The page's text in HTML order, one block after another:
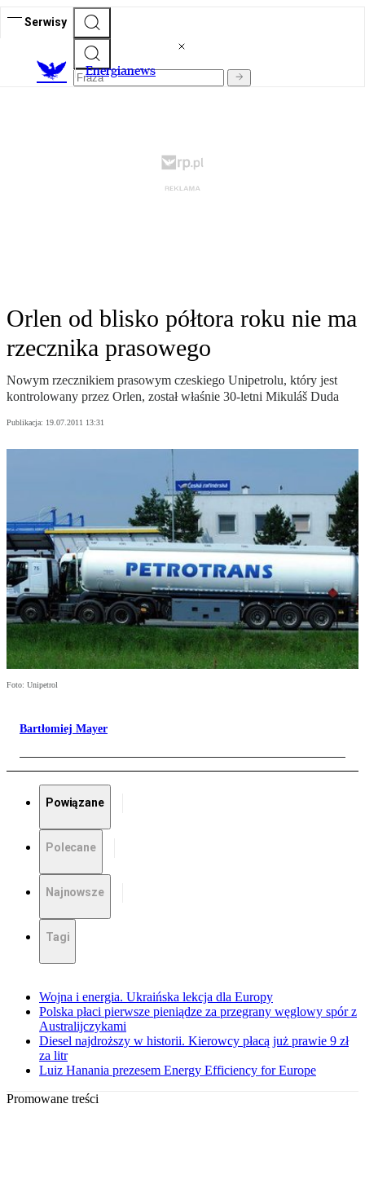
Serwisy
Energianews
Orlen od blisko półtora roku nie ma
rzecznika prasowego
Nowym rzecznikiem prasowym czeskiego Unipetrolu, który jest
kontrolowany przez Orlen, został właśnie 30-letni Mikuláš Duda
Publikacja: 19.07.2011 13:31
Foto: Unipetrol
Bartłomiej Mayer
Powiązane
Polecane
Najnowsze
Tagi
Wojna i energia. Ukraińska lekcja dla Europy
Polska płaci pierwsze pieniądze za przegrany węglowy spór z
Australijczykami
Diesel najdroższy w historii. Kierowcy płacą już prawie 9 zł
za litr
Luiz Hanania prezesem Energy Efficiency for Europe
Promowane treści